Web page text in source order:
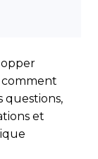
comment
questions,
et